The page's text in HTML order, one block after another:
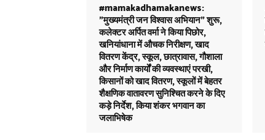
#mamakadhamakanews:
"मुख्यमंत्री जन विश्वास अभियान" शुरू,
कलेक्टर अर्पित वर्मा ने किया पिछोर,
खनियांधाना में औचक निरीक्षण, खाद
वितरण केंद्र, स्कूल, छात्रावास, गौशाला
और निर्माण कार्यों की व्यवस्थाएं परखी,
किसानों को खाद वितरण, स्कूलों में बेहतर
शैक्षणिक वातावरण सुनिश्चित करने के दिए
कड़े निर्देश, किया शंकर भगवान का
जलाभिषेक